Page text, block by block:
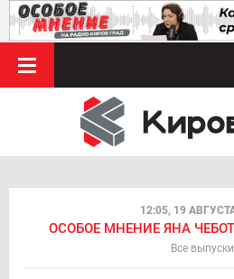
12:05, 19
ОСОБОЕ МНЕНИЕ ЯНА
Все выпуски